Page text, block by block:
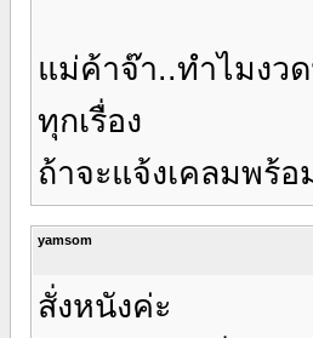
แม่ค้าจ๊า..ทำไมงว
ทุกเรื่อง
ถ้าจะแจ้งเคลมพร้อ
yamsom
สั่งหนังค่ะ